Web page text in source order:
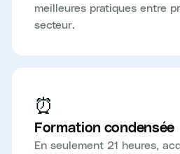
meilleures pratiques entre
secteur.
⏰
Formation condensée
En seulement 21 heures,